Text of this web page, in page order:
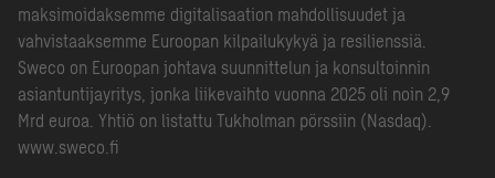
maksimoidaksemme digitalisaation mahdollisuudet ja
vahvistaaksemme Euroopan kilpailukykyä ja resilienssiä.
Sweco on Euroopan johtava suunnittelun ja konsultoinnin
asiantuntijayritys, jonka liikevaihto vuonna 2025 oli noin 2,9
Mrd euroa. Yhtiö on listattu Tukholman pörssiin (Nasdaq).
www.sweco.fi